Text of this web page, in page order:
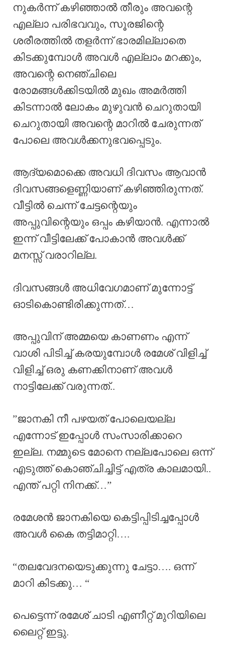
നുകർന്ന് കഴിഞ്ഞാൽ തീരും അവന്റെ
എല്ലാ പരിഭവവും, സൂരജിന്റെ
ശരീരത്തിൽ തളർന്ന് ഭാരമില്ലാതെ
കിടക്കുമ്പോൾ അവൾ എല്ലാം മറക്കും,
അവന്റെ നെഞ്ചിലെ
രോമങ്ങൾക്കിടയിൽ മുഖം അമർത്തി
കിടന്നാൽ ലോകം മുഴുവൻ ചെറുതായി
ചെറുതായി അവന്റെ മാറിൽ ചേരുന്നത്
പോലെ അവൾക്കനുഭവപ്പെടും.
ആദ്യമൊക്കെ അവധി ദിവസം ആവാൻ
ദിവസങ്ങളെണ്ണിയാണ് കഴിഞ്ഞിരുന്നത്.
വീട്ടിൽ ചെന്ന് ചേട്ടന്റെയും
അപ്പുവിന്റെയും ഒപ്പം കഴിയാൻ. എന്നാൽ
ഇന്ന് വീട്ടിലേക്ക് പോകാൻ അവൾക്ക്
മനസ്സ് വരാറില്ല.
ദിവസങ്ങൾ അധിവേഗമാണ് മുന്നോട്ട്
ഓടികൊണ്ടിരിക്കുന്നത്…
അപ്പുവിന് അമ്മയെ കാണണം എന്ന്
വാശി പിടിച്ച് കരയുമ്പോൾ രമേശ് വിളിച്ച്
വിളിച്ച് ഒരു കണക്കിനാണ് അവൾ
നാട്ടിലേക്ക് വരുന്നത്..
”ജാനകി നീ പഴയത് പോലെയല്ല
എന്നോട് ഇപ്പോൾ സംസാരിക്കാറെ
ഇല്ല. നമ്മുടെ മോനെ നല്ലപോലെ ഒന്ന്
എടുത്ത് കൊഞ്ചിച്ചിട്ട് എത്ര കാലമായി..
എന്ത് പറ്റി നിനക്ക്…”
രമേശൻ ജാനകിയെ കെട്ടിപ്പിടിച്ചപ്പോൾ
അവൾ കൈ തട്ടിമാറ്റി….
“തലവേദനയെടുക്കുന്നു ചേട്ടാ…. ഒന്ന്
മാറി കിടക്കു… “
പെട്ടെന്ന് രമേശ് ചാടി എണീറ്റ് മുറിയിലെ
ലൈറ്റ് ഇട്ടു.